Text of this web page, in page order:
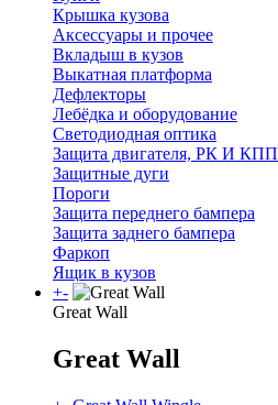
Крышка кузова
Аксессуары и прочее
Вкладыш в кузов
Выкатная платформа
Дефлекторы
Лебёдка и оборудование
Светодиодная оптика
Защита двигателя, РК И КПП
Защитные дуги
Пороги
Защита переднего бампера
Защита заднего бампера
Фаркоп
Ящик в кузов
+-
Great Wall
Great Wall